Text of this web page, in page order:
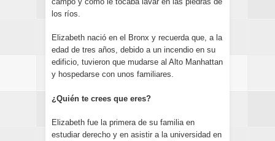
los ríos.
Elizabeth nació en el Bronx y recuerda que, a la
edad de tres años, debido a un incendio en su
edificio, tuvieron que mudarse al Alto Manhattan
y hospedarse con unos familiares.
¿Quién te crees que eres?
Elizabeth fue la primera de su familia en
estudiar derecho y en asistir a la universidad en